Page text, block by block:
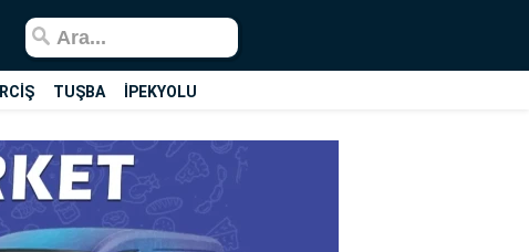
TUŞBA İPEKYOLU